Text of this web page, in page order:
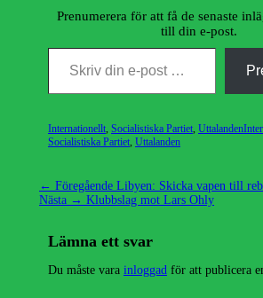
Prenumerera för att få de senaste
till din e-post.
Skriv din e-post …
Kategorier
Internationellt Socialistiska Partiet Uttalanden
Socialistiska Partiet Uttalanden
Inläggsnavigering
← Föregående Föregående
inlägg:
Libyen: Skicka vapen till
Nästa → Nästa
Klubbslag mot Lars Ohly
Lämna ett svar
Du måste vara inloggad för att publicera